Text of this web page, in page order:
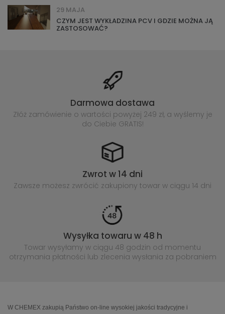
29 MAJA
CZYM JEST WYKŁADZINA PCV I GDZIE MOŻNA JĄ
ZASTOSOWAĆ?
Darmowa dostawa
Złóż zamówienie o wartości powyżej 249 zł, a wyślemy je
do Ciebie GRATIS!
Zwrot w 14 dni
Zawsze możesz zwrócić zakupiony towar w ciągu 14 dni
Wysyłka towaru w 48 h
Towar wysyłamy w ciągu 48 godzin od momentu
otrzymania płatności lub zlecenia wysłania za pobraniem
W CHEMEX zakupią Państwo on-line wysokiej jakości tradycyjne i